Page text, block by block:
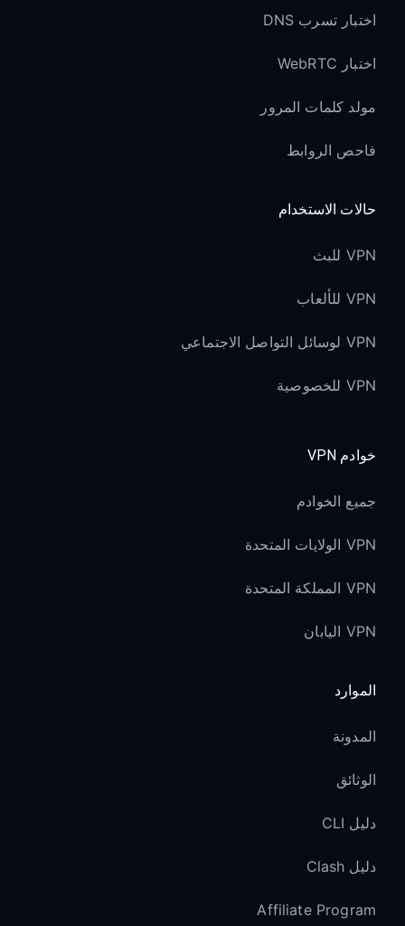
اختبار تسرب DNS
اختبار WebRTC
مولد كلمات المرور
فاحص الروابط
حالات الاستخدام
VPN للبث
VPN للألعاب
VPN لوسائل التواصل الاجتماعي
VPN للخصوصية
خوادم VPN
جميع الخوادم
VPN الولايات المتحدة
VPN المملكة المتحدة
VPN اليابان
الموارد
المدونة
الوثائق
دليل CLI
دليل Clash
Affiliate Program